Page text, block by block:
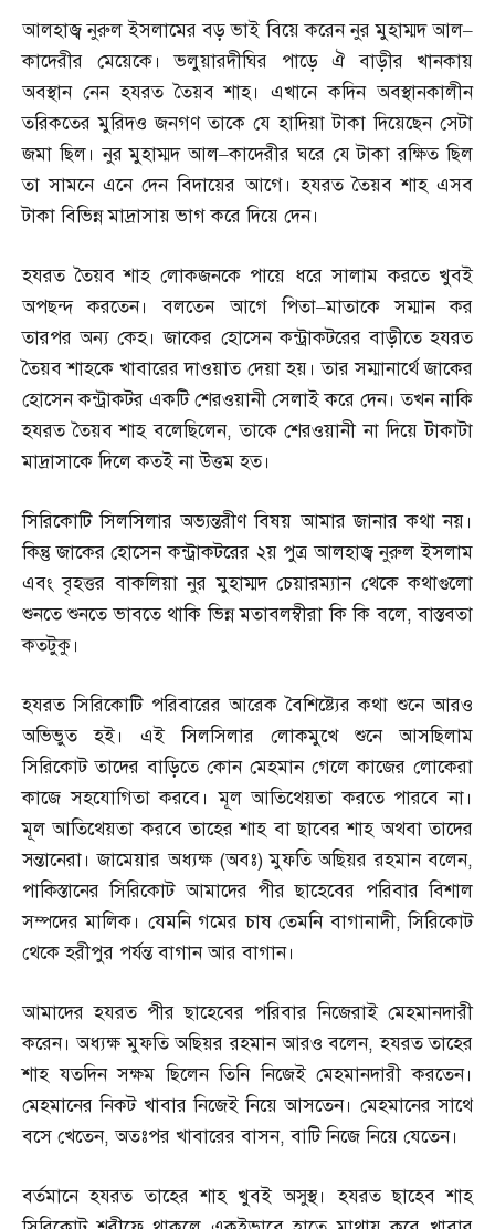
আলহাজ্ব নুরুল ইসলামের বড় ভাই বিয়ে করেন নুর মুহাম্মদ আল–
কাদেরীর মেয়েকে। ভলুয়ারদীঘির পাড়ে ঐ বাড়ীর খানকায়
অবস্থান নেন হযরত তৈয়ব শাহ। এখানে কদিন অবস্থানকালীন
তরিকতের মুরিদও জনগণ তাকে যে হাদিয়া টাকা দিয়েছেন সেটা
জমা ছিল। নুর মুহাম্মদ আল–কাদেরীর ঘরে যে টাকা রক্ষিত ছিল
তা সামনে এনে দেন বিদায়ের আগে। হযরত তৈয়ব শাহ এসব
টাকা বিভিন্ন মাদ্রাসায় ভাগ করে দিয়ে দেন।
হযরত তৈয়ব শাহ লোকজনকে পায়ে ধরে সালাম করতে খুবই
অপছন্দ করতেন। বলতেন আগে পিতা–মাতাকে সম্মান কর
তারপর অন্য কেহ। জাকের হোসেন কন্ট্রাকটরের বাড়ীতে হযরত
তৈয়ব শাহকে খাবারের দাওয়াত দেয়া হয়। তার সম্মানার্থে জাকের
হোসেন কন্ট্রাকটর একটি শেরওয়ানী সেলাই করে দেন। তখন নাকি
হযরত তৈয়ব শাহ বলেছিলেন,তাকে শেরওয়ানী না দিয়ে টাকাটা
মাদ্রাসাকে দিলে কতই না উত্তম হত।
সিরিকোটি সিলসিলার অভ্যন্তরীণ বিষয় আমার জানার কথা নয়।
কিন্তু জাকের হোসেন কন্ট্রাকটরের ২য় পুত্র আলহাজ্ব নুরুল ইসলাম
এবং বৃহত্তর বাকলিয়া নুর মুহাম্মদ চেয়ারম্যান থেকে কথাগুলো
শুনতে শুনতে ভাবতে থাকি ভিন্ন মতাবলম্বীরা কি কি বলে,বাস্তবতা
কতটুকু।
হযরত সিরিকোটি পরিবারের আরেক বৈশিষ্ট্যের কথা শুনে আরও
অভিভুত হই। এই সিলসিলার লোকমুখে শুনে আসছিলাম
সিরিকোট তাদের বাড়িতে কোন মেহমান গেলে কাজের লোকেরা
কাজে সহযোগিতা করবে। মূল আতিথেয়তা করতে পারবে না।
মূল আতিথেয়তা করবে তাহের শাহ বা ছাবের শাহ অথবা তাদের
সন্তানেরা। জামেয়ার অধ্যক্ষ (অবঃ)মুফতি অছিয়র রহমান বলেন,
পাকিস্তানের সিরিকোট আমাদের পীর ছাহেবের পরিবার বিশাল
সম্পদের মালিক। যেমনি গমের চাষ তেমনি বাগানাদী,সিরিকোট
থেকে হরীপুর পর্যন্ত বাগান আর বাগান।
আমাদের হযরত পীর ছাহেবের পরিবার নিজেরাই মেহমানদারী
করেন। অধ্যক্ষ মুফতি অছিয়র রহমান আরও বলেন,হযরত তাহের
শাহ যতদিন সক্ষম ছিলেন তিনি নিজেই মেহমানদারী করতেন।
মেহমানের নিকট খাবার নিজেই নিয়ে আসতেন। মেহমানের সাথে
বসে খেতেন,অতঃপর খাবারের বাসন,বাটি নিজে নিয়ে যেতেন।
বর্তমানে হযরত তাহের শাহ খুবই অসুস্থ। হযরত ছাহেব শাহ